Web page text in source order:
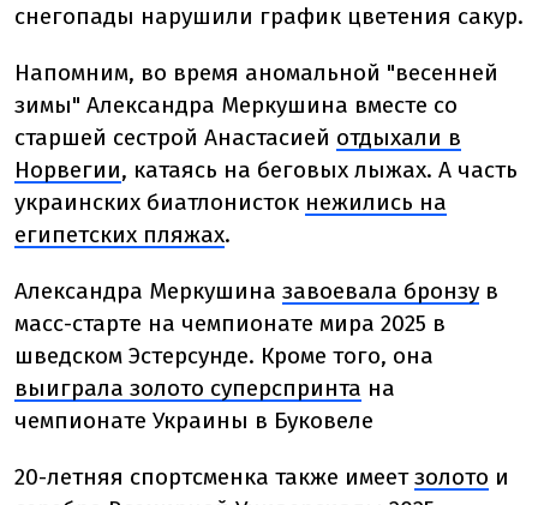
снегопады нарушили график цветения сакур.
Напомним, во время аномальной "весенней
зимы" Александра Меркушина вместе со
старшей сестрой Анастасией отдыхали в
Норвегии, катаясь на беговых лыжах. А часть
украинских биатлонисток нежились на
египетских пляжах.
Александра Меркушина завоевала бронзу в
масс-старте на чемпионате мира 2025 в
шведском Эстерсунде. Кроме того, она
выиграла золото суперспринта на
чемпионате Украины в Буковеле
20-летняя спортсменка также имеетзолото и